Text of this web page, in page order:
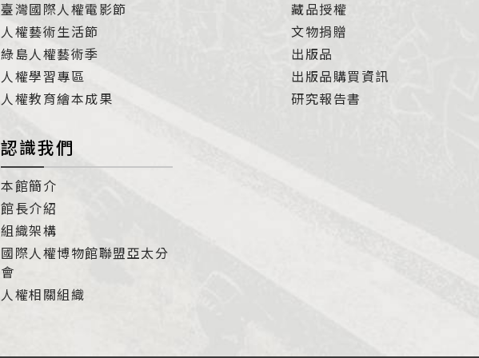
臺灣國際人權電影節
人權藝術生活節
綠島人權藝術季
人權學習專區
人權教育繪本成果
藏品授權
文物捐贈
出版品
出版品購買資訊
研究報告書
認識我們
本館簡介
館長介紹
組織架構
國際人權博物館聯盟亞太分
會
人權相關組織